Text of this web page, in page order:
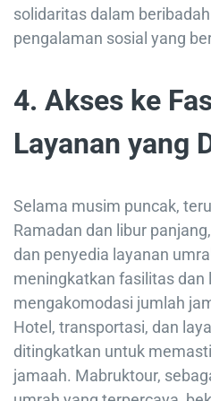
solidaritas dalam
pengalaman sosial yang
4. Akses ke
Layanan yang
Selama musim puncak,
Ramadan dan libur
dan penyedia layanan
meningkatkan fasilitas dan
mengakomodasi jumlah
Hotel, transportasi, dan
ditingkatkan untuk
jamaah. Mabruktour,